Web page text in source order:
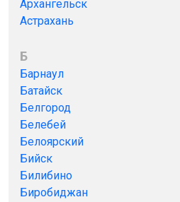
Архангельск
Астрахань
Б
Барнаул
Батайск
Белгород
Белебей
Белоярский
Бийск
Билибино
Биробиджан